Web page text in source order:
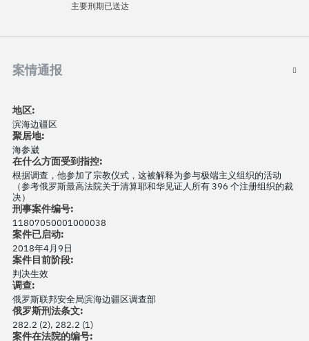
主要刑期已送达
案情通报
地区:
滨海边疆区
聚居地:
海参崴
在什么方面受到指控:
根据调查，他参加了宗教仪式，这被解释为参与极端主义组织的活动
（参考俄罗斯最高法院关于清算耶和华见证人所有 396 个注册组织的裁
决）
刑事案件编号:
11807050001000038
案件已启动:
2018年4月9日
案件目前阶段:
判决生效
调查:
俄罗斯联邦安全局滨海边疆区调查部
俄罗斯刑法条文:
282.2 (2), 282.2 (1)
案件在法院的编号: